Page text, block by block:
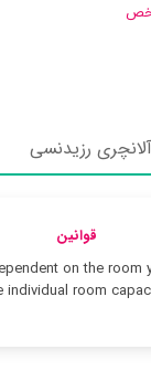
رزیدنسی
قوانین
on the room
individual room